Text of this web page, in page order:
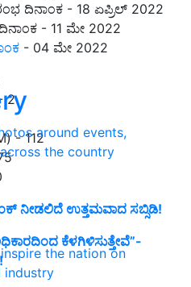
around events,
the country
the nation on
industry
ದಿನಾಂಕ - 18 ಏಪ್ರಿಲ್ 2022
- 11 ಮೇ 2022
- 04 ಮೇ 2022
2
- 112
ನೀಡಲಿದೆ ಉತ್ತಮವಾದ ಸಬ್ಸಿಡಿ!
ಕೆಳಗಿಳಿಸುತ್ತೇವೆ”-